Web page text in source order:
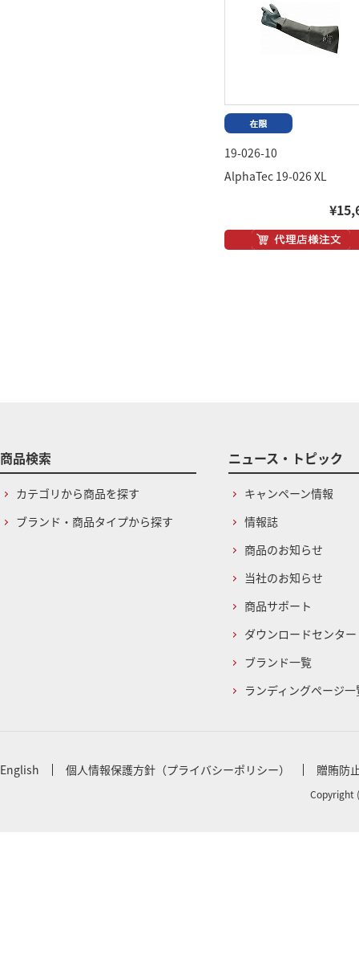
19-026-10
AlphaTec 19-026 XL
商品検索
カテゴリから商品を探す
ブランド・商品タイプから探す
ニュース・トピック
キャンペーン情報
情報誌
商品のお知らせ
当社のお知らせ
商品サポート
ダウンロードセンター
ブランド一覧
ランディングページ一
English 個人情報保護方針（プライバシーポリシー） 贈賄防
Copyright